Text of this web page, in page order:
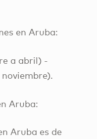
en Aruba:
a abril) -
Aruba:
Aruba es de